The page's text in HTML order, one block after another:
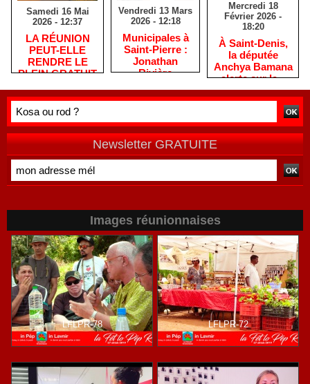
Samedi 16 Mai
2026 - 12:37
​LA RÉUNION
PEUT-ELLE
RENDRE LE
PLEIN GRATUIT
Vendredi 13 Mars
2026 - 12:18
​Municipales à
Saint-Pierre :
Jonathan
Rivière
habitants après
de terrain
Mercredi 18
Février 2026 -
18:20
​À Saint-Denis,
la députée
Anchya Bamana
alerte sur la «
double peine »
vécue par
Newsletter GRATUITE
Images réunionnaises
LFLPR-78 LFLPR-72